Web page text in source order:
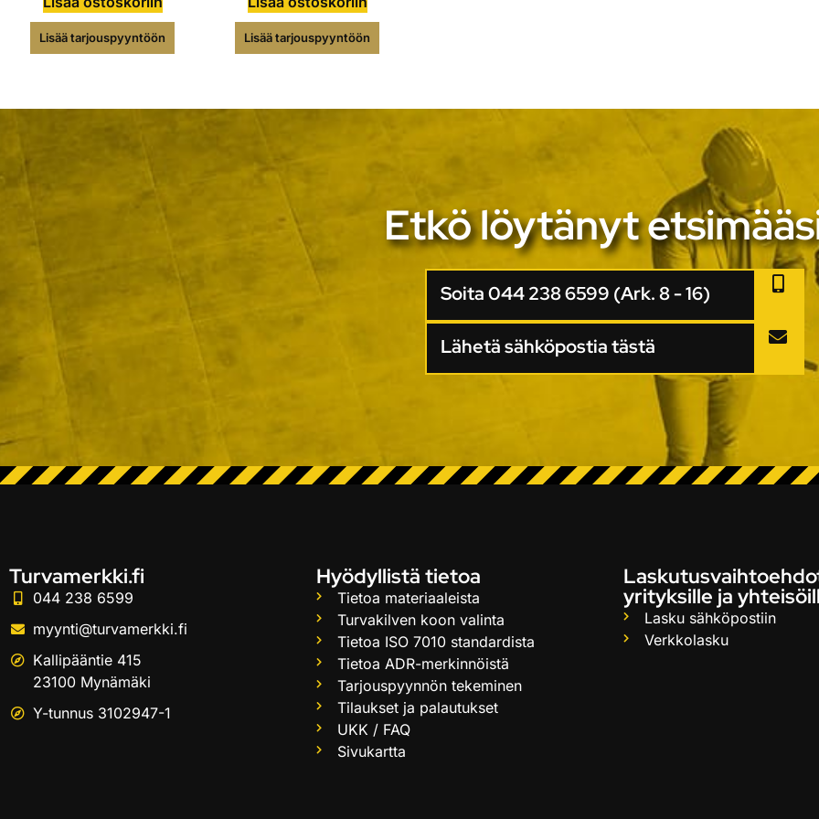
Lisää tarjouspyyntöön Lisää tarjouspyyntöön
Etkö löytänyt
Soita 044 238 6599 (Ark. 8 - 16)
Lähetä sähköpostia tästä
Turvamerkki.fi
044 238 6599
myynti@turvamerkki.fi
Kallipääntie 415
23100 Mynämäki
Y-tunnus 3102947-1
Hyödyllistä tietoa
Tietoa materiaaleista
Turvakilven koon valinta
Tietoa ISO 7010 standardista
Tietoa ADR-merkinnöistä
Tarjouspyynnön tekeminen
Tilaukset ja palautukset
UKK / FAQ
Sivukartta
yrityksille ja
Lasku sähköpostiin
Verkkolasku